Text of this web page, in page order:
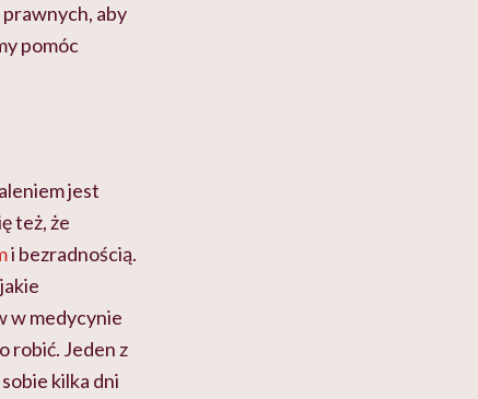
aby
pomóc
jest
też, że
i bezradnością.
w medycynie
robić. Jeden z
kilka dni